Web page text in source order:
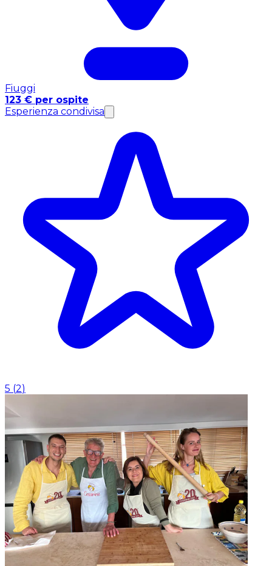
Fiuggi
123 € per ospite
Esperienza condivisa
5 (2)